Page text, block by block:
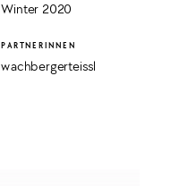
Winter 2020
PARTNERINNEN
wachbergerteissl